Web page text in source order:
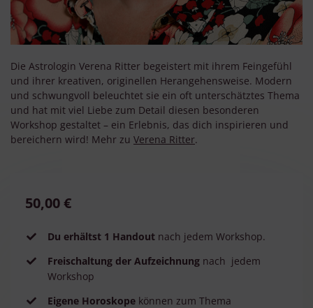
Die Astrologin Verena Ritter begeistert mit ihrem Feingefühl
und ihrer kreativen, originellen Herangehensweise. Modern
und schwungvoll beleuchtet sie ein oft unterschätztes Thema
und hat mit viel Liebe zum Detail diesen besonderen
Workshop gestaltet – ein Erlebnis, das dich inspirieren und
bereichern wird! Mehr zu Verena Ritter.
50,00 €
Du erhältst 1 Handout nach jedem Workshop.
Freischaltung der Aufzeichnung nach jedem
Workshop
Eigene Horoskope können zum Thema